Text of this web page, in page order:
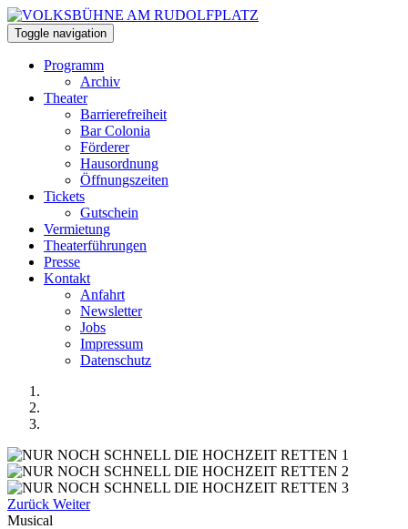
Toggle navigation
Programm
Archiv
Theater
Barrierefreiheit
Bar Colonia
Förderer
Hausordnung
Öffnungszeiten
Tickets
Gutschein
Vermietung
Theaterführungen
Presse
Kontakt
Anfahrt
Newsletter
Jobs
Impressum
Datenschutz
Zurück Weiter
Musical